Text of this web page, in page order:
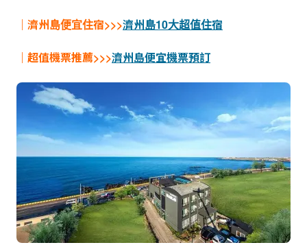
｜濟州島便宜住宿>>>濟州島10大超值住宿
｜超值機票推薦>>>濟州島便宜機票預訂